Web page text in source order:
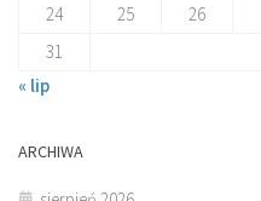
24
25 26
31
« lip
ARCHIWA